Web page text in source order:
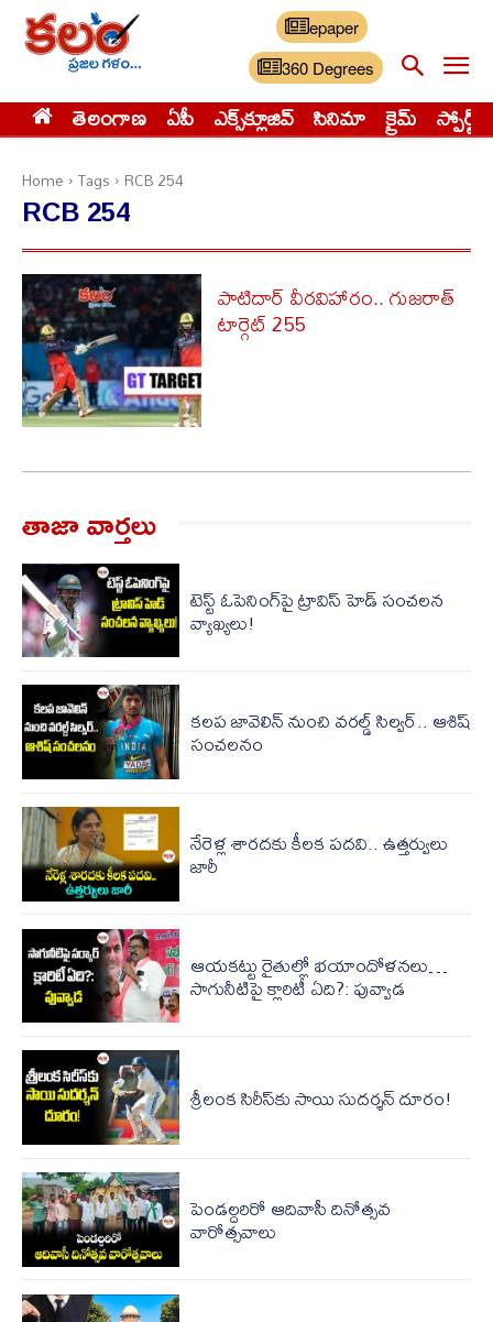
epaper
360 Degrees
తెలంగాణ ఏపీ ఎక్స్‌క్లూజివ్‌ సినిమా క్రైమ్ స్పోర్ట్స్
Home Tags RCB 254
RCB 254
పాటిదార్ వీరవిహారం.. గుజరాత్
టార్గెట్ 255
తాజా వార్త‌లు
టెస్ట్ ఓపెనింగ్‌పై ట్రావిస్ హెడ్ సంచలన
వ్యాఖ్యలు!
కలప జావెలిన్ నుంచి వరల్డ్ సిల్వర్.. ఆశిష్
సంచలనం
నేరెళ్ల శారదకు కీలక పదవి.. ఉత్తర్వులు
జారీ
ఆయకట్టు రైతుల్లో భయాందోళనలు…
సాగునీటిపై క్లారిటీ ఏది?: పువ్వాడ
శ్రీలంక సిరీస్‌కు సాయి సుదర్శన్‌ దూరం!
పెండల్దరిరో ఆదివాసీ దినోత్సవ
వారోత్సవాలు